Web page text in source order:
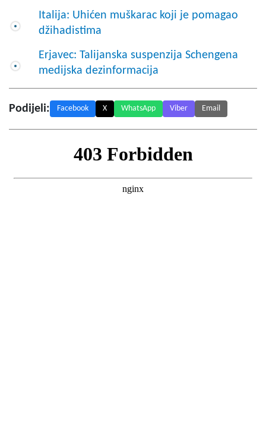
Italija: Uhićen muškarac koji je pomagao
džihadistima
Erjavec: Talijanska suspenzija Schengena
medijska dezinformacija
Podijeli: Facebook X WhatsApp Viber Email